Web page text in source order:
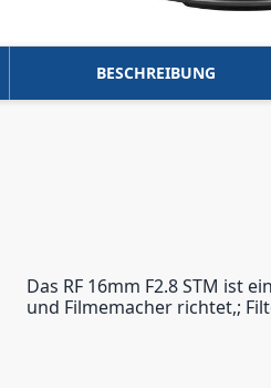
BESCHREIBUNG
Das RF 16mm F2.8 STM ist
und Filmemacher richtet,;